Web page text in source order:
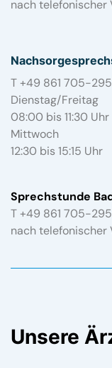
nach telefonischer
T +49 861 705-
Dienstag/Freitag
08:00 bis 11:30 Uhr
Mittwoch
12:30 bis 15:15 Uhr
Sprechstunde
T +49 861 705-
nach telefonischer
Unsere